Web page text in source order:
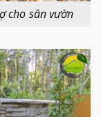
cho sân vườn